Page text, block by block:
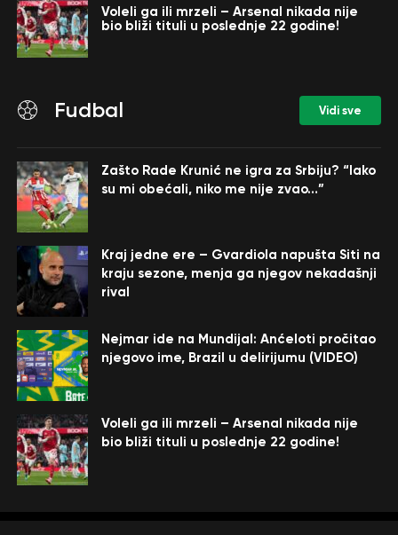
Voleli ga ili mrzeli – Arsenal nikada nije
bio bliži tituli u poslednje 22 godine!
Fudbal Vidi sve
Zašto Rade Krunić ne igra za Srbiju? “Iako
su mi obećali, niko me nije zvao…”
Kraj jedne ere – Gvardiola napušta Siti na
kraju sezone, menja ga njegov nekadašnji
rival
Nejmar ide na Mundijal: Anćeloti pročitao
njegovo ime, Brazil u delirijumu (VIDEO)
Voleli ga ili mrzeli – Arsenal nikada nije
bio bliži tituli u poslednje 22 godine!